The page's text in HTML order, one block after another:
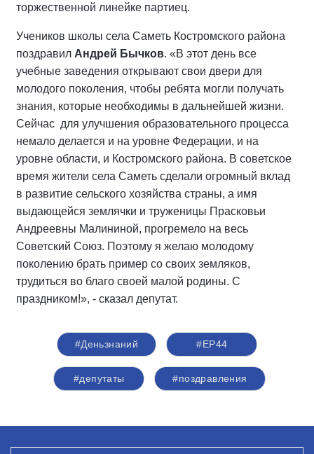
торжественной линейке партиец.
Учеников школы села Саметь Костромского района
поздравил Андрей Бычков. «В этот день все
учебные заведения открывают свои двери для
молодого поколения, чтобы ребята могли получать
знания, которые необходимы в дальнейшей жизни.
Сейчас для улучшения образовательного процесса
немало делается и на уровне Федерации, и на
уровне области, и Костромского района. В советское
время жители села Саметь сделали огромный вклад
в развитие сельского хозяйства страны, а имя
выдающейся землячки и труженицы Прасковьи
Андреевны Малининой, прогремело на весь
Советский Союз. Поэтому я желаю молодому
поколению брать пример со своих земляков,
трудиться во благо своей малой родины. С
праздником!», - сказал депутат.
#Деньзнаний #ЕР44
#депутаты #поздравления